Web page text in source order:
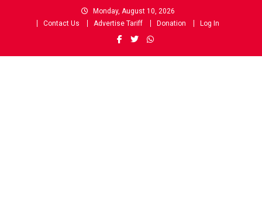
Monday, August 10, 2026
Contact Us
Advertise Tariff Donation Log In